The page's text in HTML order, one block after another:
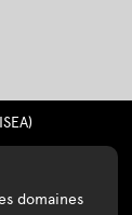
domaines